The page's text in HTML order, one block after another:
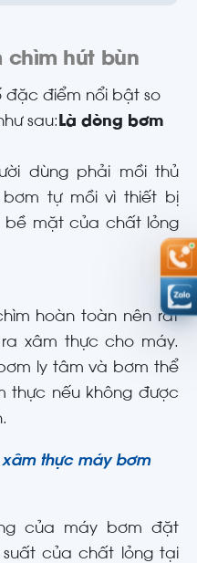
chìm hút bùn
đặc điểm nổi bật so
sau: Là dòng bơm
dùng phải mồi thủ
tự mồi vì thiết bị
bề mặt của chất lỏng
hoàn toàn nên rất
xâm thực cho máy.
ly tâm và bơm thể
thực nếu không được
xâm thực máy bơm
của máy bơm đặt
của chất lỏng tại